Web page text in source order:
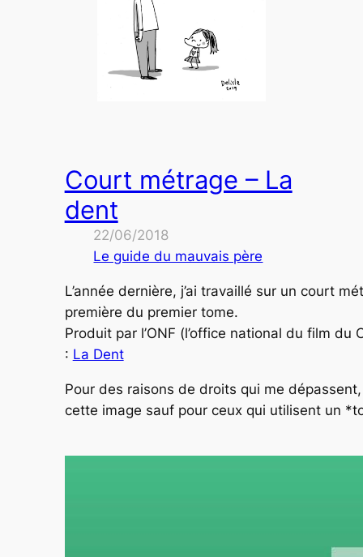
Court métrage – La
dent
22/06/2018
Le guide du mauvais père
L’année dernière, j’ai travaillé sur un court
première du premier tome.
Produit par l’ONF (l’office national du film
: La Dent
Pour des raisons de droits qui me
cette image sauf pour ceux qui utilisent un